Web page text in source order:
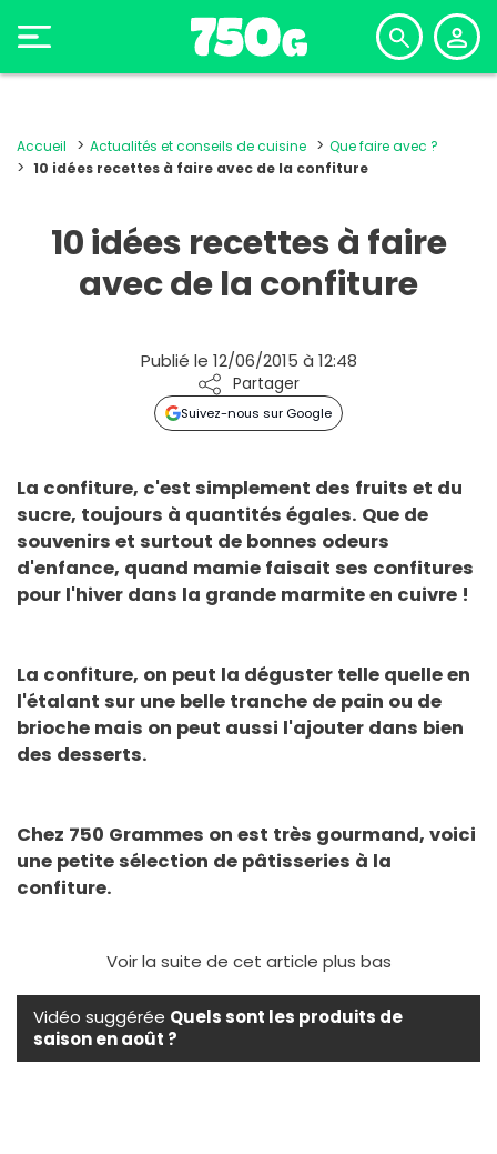
Accueil Actualités et conseils de cuisine
Que faire avec ?
10 idées recettes à faire avec de la confiture
10 idées recettes à faire
avec de la confiture
Publié le 12/06/2015 à 12:48
Partager
Suivez-nous sur Google
La confiture, c'est simplement des fruits et du
sucre, toujours à quantités égales. Que de
souvenirs et surtout de bonnes odeurs
d'enfance, quand mamie faisait ses confitures
pour l'hiver dans la grande marmite en cuivre !
La confiture, on peut la déguster telle quelle en
l'étalant sur une belle tranche de pain ou de
brioche mais on peut aussi l'ajouter dans bien
des desserts.
Chez 750 Grammes on est très gourmand, voici
une petite sélection de pâtisseries à la
confiture.
Voir la suite de cet article plus bas
Vidéo suggérée Quels sont les produits de
saison en août ?